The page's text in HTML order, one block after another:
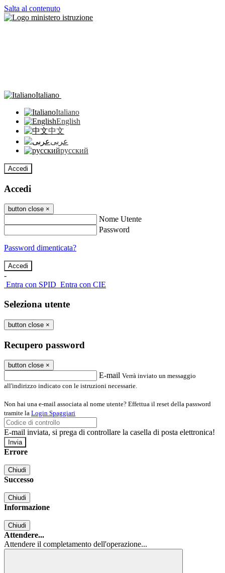
Salta al contenuto
Italiano
Italiano
English
中文
عربى
русский
Accedi
Accedi
button close ×
Nome Utente
Password
Password dimenticata?
-
Entra con SPID Entra con CIE
Seleziona utente
button close ×
Recupero password
button close ×
E-mail Verrà inviato un messaggio
all'indirizzo indicato con le istruzioni necessarie.
Non hai una e-mail associata al nome utente? Effettua il reset della password
tramite la Login Spaggiari
E-mail inviata, si prega di controllare la casella di posta elettronica!
Errore
Chiudi
Successo
Chiudi
Informazione
Chiudi
Attendere...
Attendere il completamento dell'operazione...